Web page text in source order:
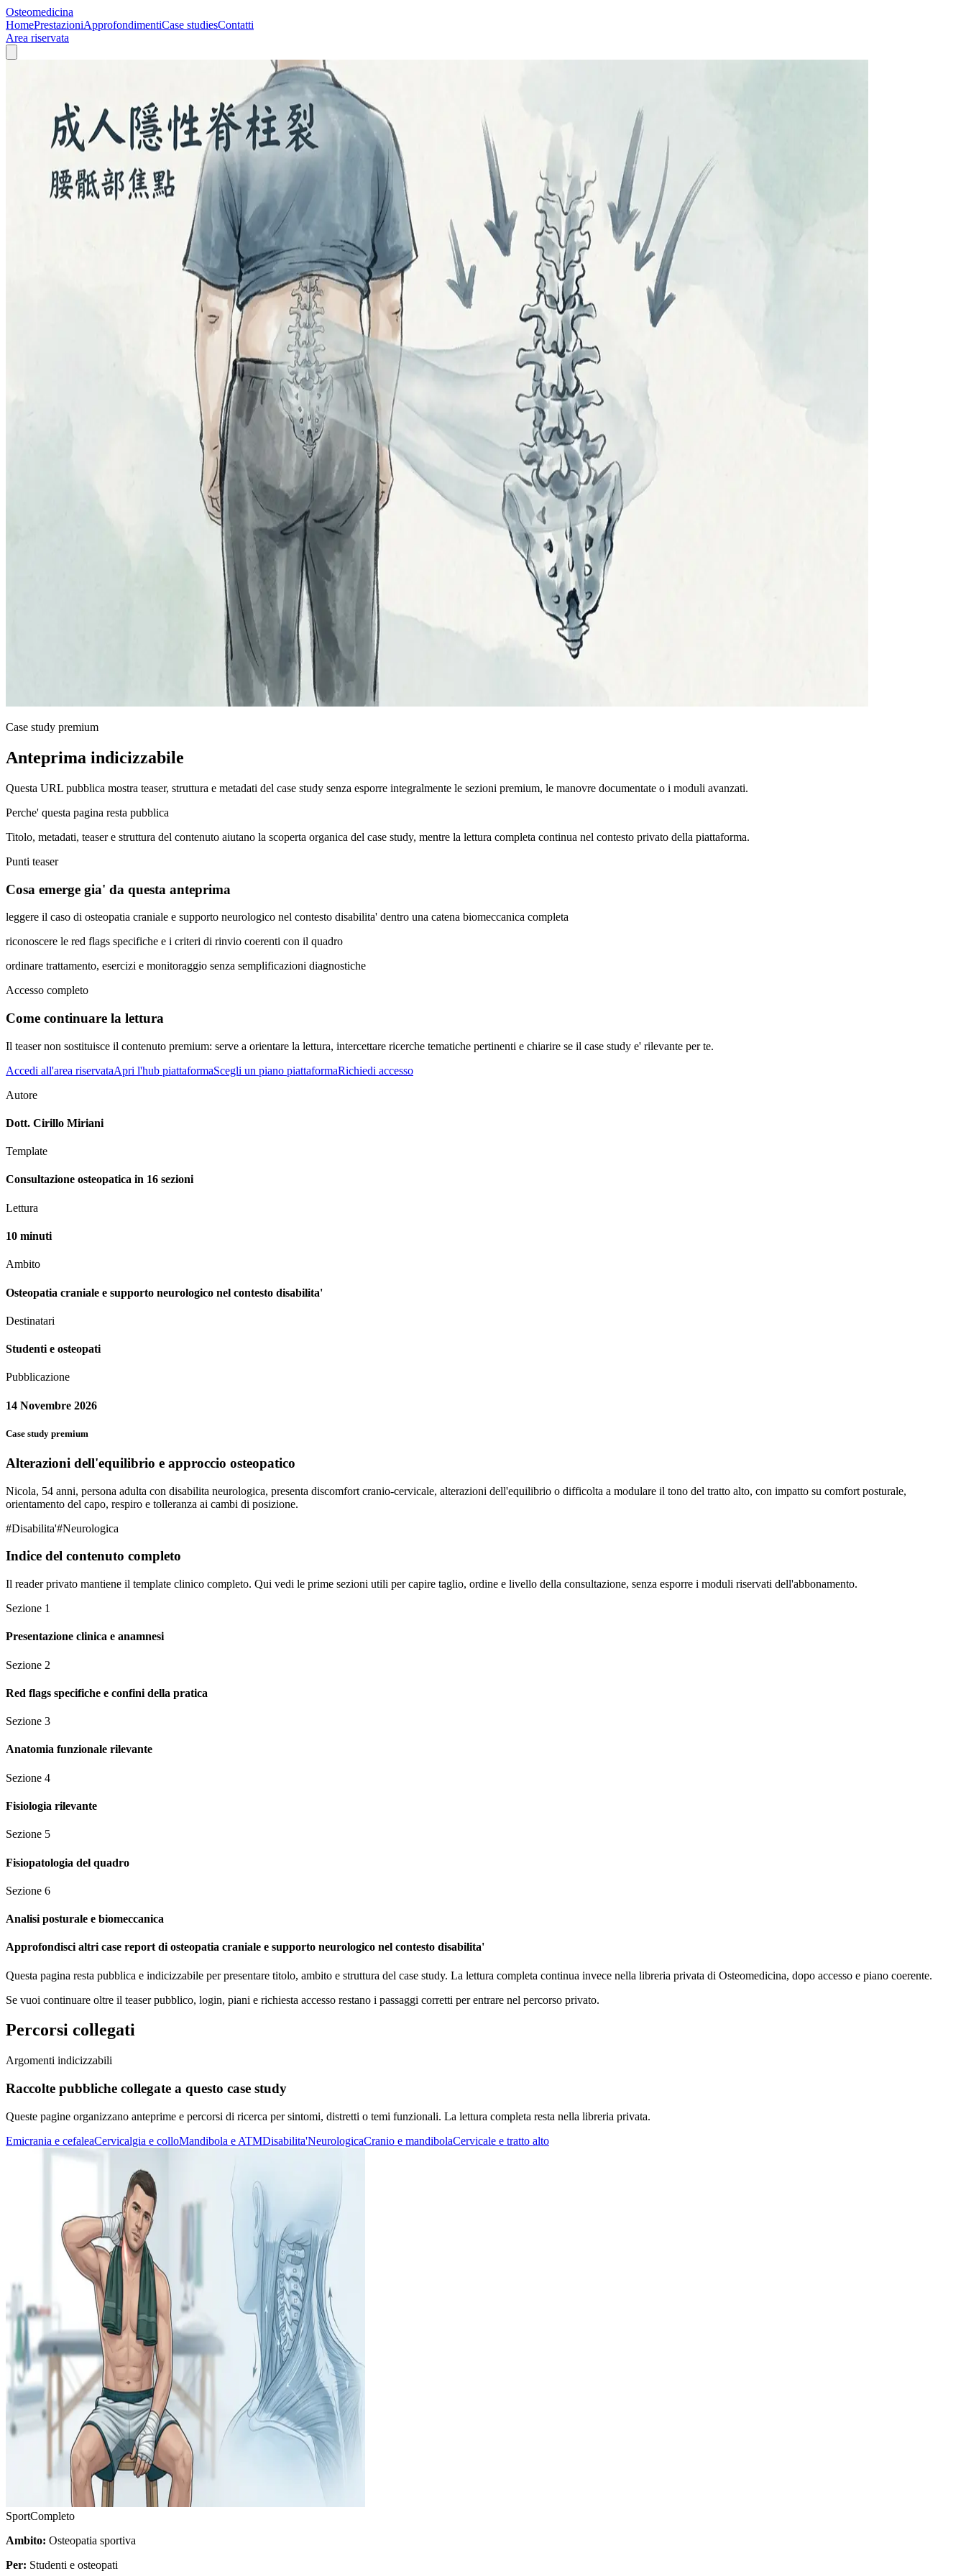
Osteomedicina
HomePrestazioniApprofondimentiCase studiesContatti
Area riservata
Case study premium
Anteprima indicizzabile
Questa URL pubblica mostra teaser, struttura e metadati del case study senza esporre integralmente le sezioni premium, le manovre documentate o i moduli avanzati.
Perche' questa pagina resta pubblica
Titolo, metadati, teaser e struttura del contenuto aiutano la scoperta organica del case study, mentre la lettura completa continua nel contesto privato della piattaforma.
Punti teaser
Cosa emerge gia' da questa anteprima
leggere il caso di osteopatia craniale e supporto neurologico nel contesto disabilita' dentro una catena biomeccanica completa
riconoscere le red flags specifiche e i criteri di rinvio coerenti con il quadro
ordinare trattamento, esercizi e monitoraggio senza semplificazioni diagnostiche
Accesso completo
Come continuare la lettura
Il teaser non sostituisce il contenuto premium: serve a orientare la lettura, intercettare ricerche tematiche pertinenti e chiarire se il case study e' rilevante per te.
Accedi all'area riservataApri l'hub piattaformaScegli un piano piattaformaRichiedi accesso
Autore
Dott. Cirillo Miriani
Template
Consultazione osteopatica in 16 sezioni
Lettura
10 minuti
Ambito
Osteopatia craniale e supporto neurologico nel contesto disabilita'
Destinatari
Studenti e osteopati
Pubblicazione
14 Novembre 2026
Case study premium
Alterazioni dell'equilibrio e approccio osteopatico
Nicola, 54 anni, persona adulta con disabilita neurologica, presenta discomfort cranio-cervicale, alterazioni dell'equilibrio o difficolta a modulare il tono del tratto alto, con impatto su comfort posturale,
orientamento del capo, respiro e tolleranza ai cambi di posizione.
#Disabilita'#Neurologica
Indice del contenuto completo
Il reader privato mantiene il template clinico completo. Qui vedi le prime sezioni utili per capire taglio, ordine e livello della consultazione, senza esporre i moduli riservati dell'abbonamento.
Sezione 1
Presentazione clinica e anamnesi
Sezione 2
Red flags specifiche e confini della pratica
Sezione 3
Anatomia funzionale rilevante
Sezione 4
Fisiologia rilevante
Sezione 5
Fisiopatologia del quadro
Sezione 6
Analisi posturale e biomeccanica
Approfondisci altri case report di osteopatia craniale e supporto neurologico nel contesto disabilita'
Questa pagina resta pubblica e indicizzabile per presentare titolo, ambito e struttura del case study. La lettura completa continua invece nella libreria privata di Osteomedicina, dopo accesso e piano coerente.
Se vuoi continuare oltre il teaser pubblico, login, piani e richiesta accesso restano i passaggi corretti per entrare nel percorso privato.
Percorsi collegati
Argomenti indicizzabili
Raccolte pubbliche collegate a questo case study
Queste pagine organizzano anteprime e percorsi di ricerca per sintomi, distretti o temi funzionali. La lettura completa resta nella libreria privata.
Emicrania e cefaleaCervicalgia e colloMandibola e ATMDisabilita'NeurologicaCranio e mandibolaCervicale e tratto alto
SportCompleto
Ambito: Osteopatia sportiva
Per: Studenti e osteopati